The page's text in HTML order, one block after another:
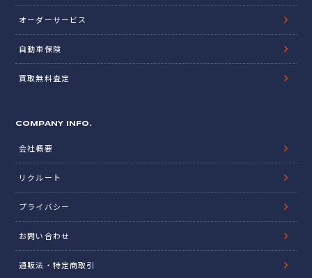
オーダーサービス
自動車保険
買取無料査定
COMPANY INFO.
会社概要
リクルート
プライバシー
お問い合わせ
通販法・特定商取引